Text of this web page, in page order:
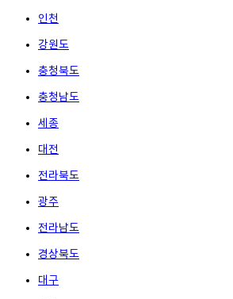
인천
강원도
충청북도
충청남도
세종
대전
전라북도
광주
전라남도
경상북도
대구